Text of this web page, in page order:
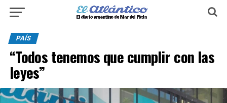
PAÍS
“Todos tenemos que cumplir con las
leyes”